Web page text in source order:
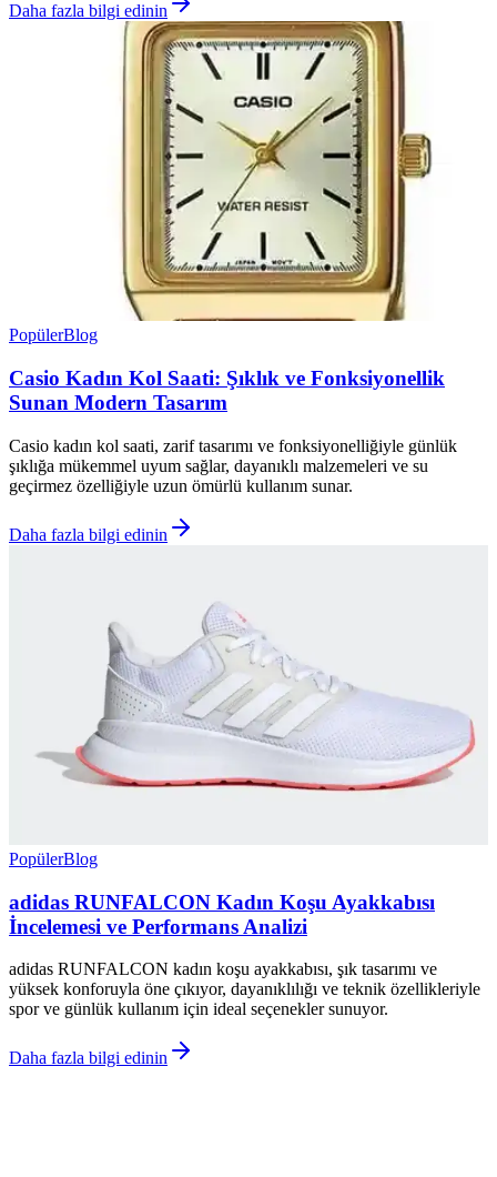
Daha fazla bilgi edinin
PopülerBlog
Casio Kadın Kol Saati: Şıklık ve Fonksiyonellik
Sunan Modern Tasarım
Casio kadın kol saati, zarif tasarımı ve fonksiyonelliğiyle günlük
şıklığa mükemmel uyum sağlar, dayanıklı malzemeleri ve su
geçirmez özelliğiyle uzun ömürlü kullanım sunar.
Daha fazla bilgi edinin
PopülerBlog
adidas RUNFALCON Kadın Koşu Ayakkabısı
İncelemesi ve Performans Analizi
adidas RUNFALCON kadın koşu ayakkabısı, şık tasarımı ve
yüksek konforuyla öne çıkıyor, dayanıklılığı ve teknik özellikleriyle
spor ve günlük kullanım için ideal seçenekler sunuyor.
Daha fazla bilgi edinin